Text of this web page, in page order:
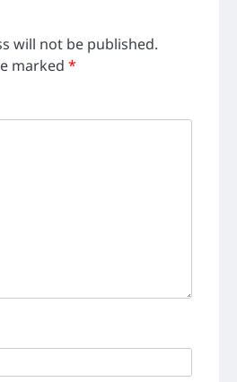
will not be published.
marked *